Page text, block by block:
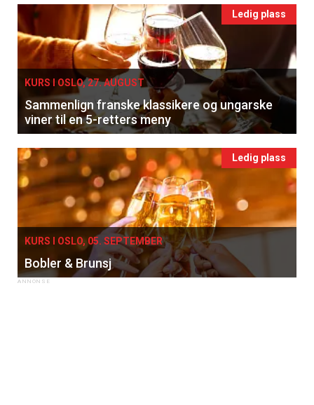
Ledig plass
KURS I OSLO, 27. AUGUST
Sammenlign franske klassikere og ungarske
viner til en 5-retters meny
Ledig plass
KURS I OSLO, 05. SEPTEMBER
Bobler & Brunsj